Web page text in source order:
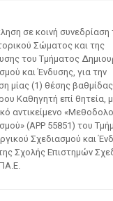
σε κοινή συνεδρίαση
Σώματος και της
του Τμήματος
και Ένδυσης, για την
μίας (1) θέσης βαθμίδας
Καθηγητή επί θητεία,
αντικείμενο
(ΑΡΡ 55851) του
Σχεδιασμού και
Σχολής Επιστημών